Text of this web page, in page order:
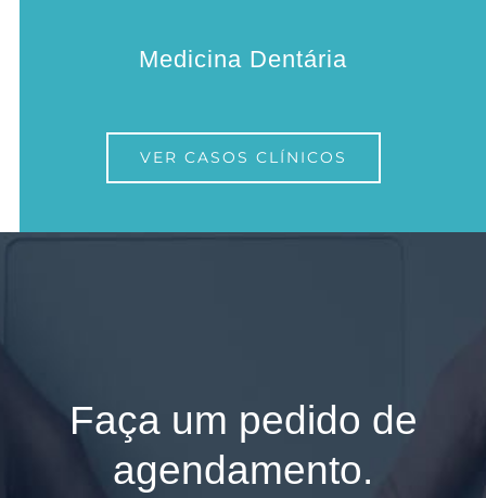
Medicina Dentária
VER CASOS CLÍNICOS
Faça um pedido de
agendamento.